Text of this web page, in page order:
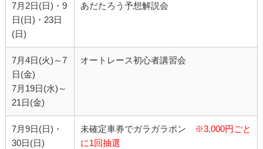
7月2日(日)・9
日(日)・23日
(日)
あだたろう予想解説会
7月4日(火)～7
日(金)
7月19日(水)～
21日(金)
オートレース初心者講習会
7月9日(日)・
30日(日)
未確定車券でガラガラポン
※3,000円ごと
に1回抽選